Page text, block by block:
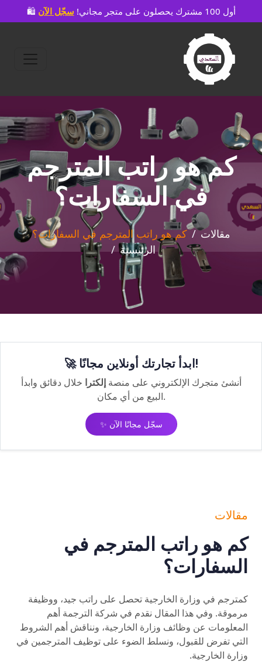
🛍️ أول 100 مشترك يحصلون على متجر مجاني! سجّل الآن
كم هو راتب المترجم
في السفارات؟
كم هو راتب المترجم في السفارات؟
مقالات
الرئيسية
🚀 ابدأ تجارتك أونلاين مجانًا!
أنشئ متجرك الإلكتروني على منصةإلكترا خلال دقائق وابدأ
البيع من أي مكان.
✨ سجّل مجانًا الآن
مقالات
كم هو راتب المترجم في
السفارات؟
كمترجم في وزارة الخارجية تحصل على راتب جيد، ووظيفة
مرموقة. وفي هذا المقال نقدم في شركة الترجمة أهم
المعلومات عن وظائف وزارة الخارجية، ونناقش أهم الشروط
التي تفرض للقبول، ونسلط الضوء على توظيف المترجمين في
وزارة الخارجية.